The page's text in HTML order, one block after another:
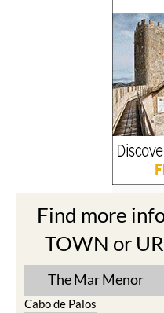
Find more
TOWN or
The Mar Menor
Cabo de Palos